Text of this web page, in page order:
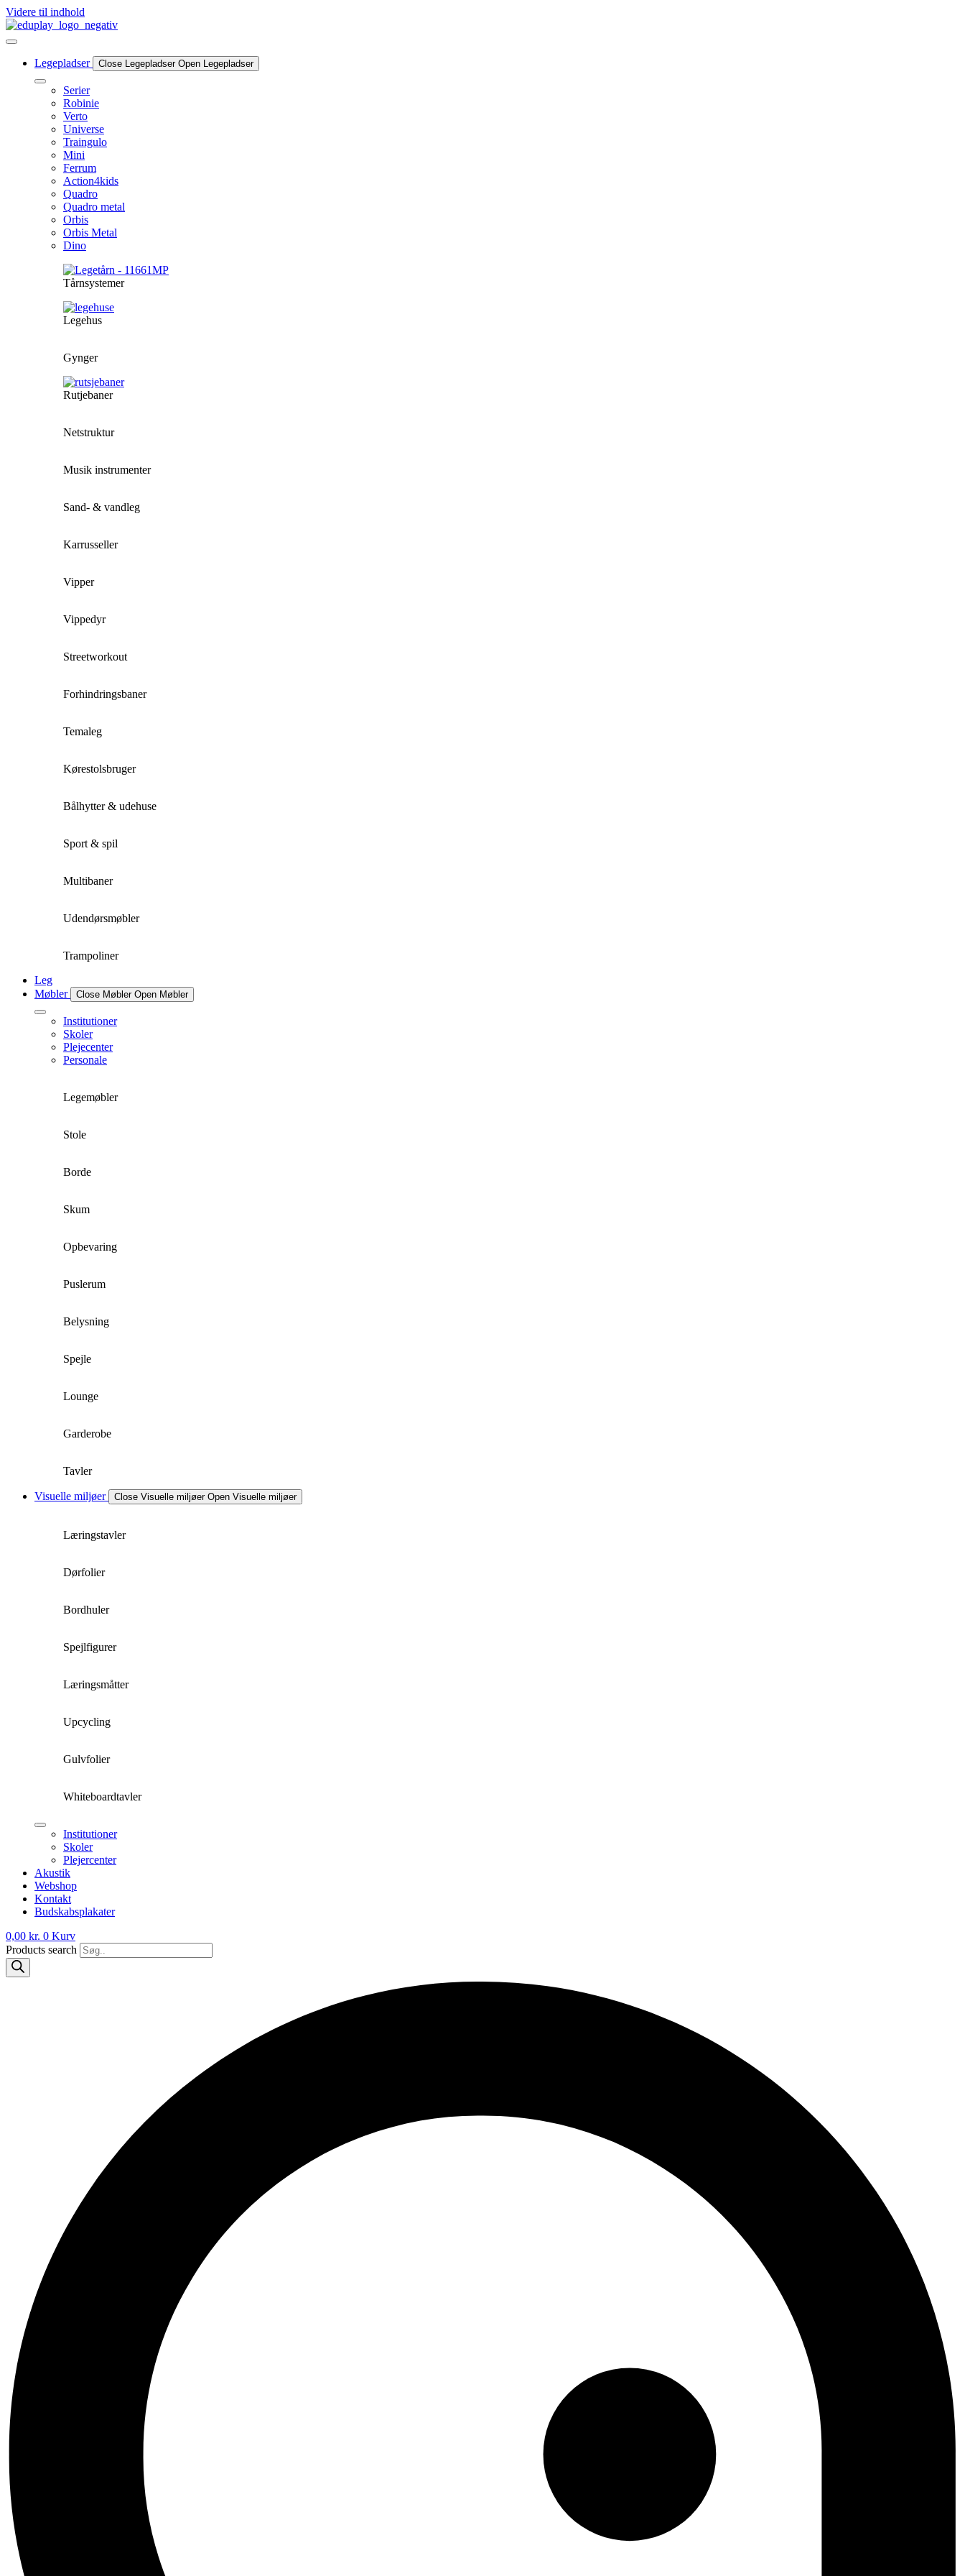
Videre til indhold
Legepladser Close Legepladser Open Legepladser
Serier
Robinie
Verto
Universe
Traingulo
Mini
Ferrum
Action4kids
Quadro
Quadro metal
Orbis
Orbis Metal
Dino
Tårnsystemer
Legehus
Gynger
Rutjebaner
Netstruktur
Musik instrumenter
Sand- & vandleg
Karrusseller
Vipper
Vippedyr
Streetworkout
Forhindringsbaner
Temaleg
Kørestolsbruger
Bålhytter & udehuse
Sport & spil
Multibaner
Udendørsmøbler
Trampoliner
Leg
Møbler
Close Møbler Open Møbler
Institutioner
Skoler
Plejecenter
Personale
Legemøbler
Stole
Borde
Skum
Opbevaring
Puslerum
Belysning
Spejle
Lounge
Garderobe
Tavler
Visuelle miljøer Close Visuelle miljøer Open Visuelle miljøer
Læringstavler
Dørfolier
Bordhuler
Spejlfigurer
Læringsmåtter
Upcycling
Gulvfolier
Whiteboardtavler
Institutioner
Skoler
Plejercenter
Akustik
Webshop
Kontakt
Budskabsplakater
0,00 kr. 0 Kurv
Products search